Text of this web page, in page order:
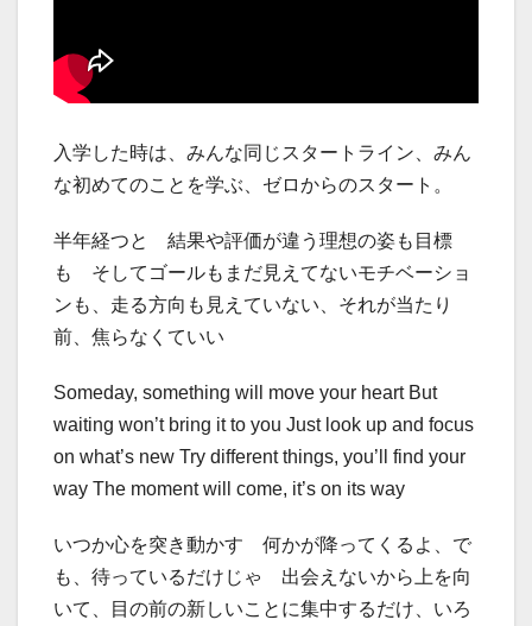
入学した時は、みんな同じスタートライン、みん
な初めてのことを学ぶ、ゼロからのスタート。
半年経つと 結果や評価が違う理想の姿も目標
も そしてゴールもまだ見えてないモチベーショ
ンも、走る方向も見えていない、それが当たり
前、焦らなくていい
Someday, something will move your heart But
waiting won’t bring it to you Just look up and focus
on what’s new Try different things, you’ll find your
way The moment will come, it’s on its way
いつか心を突き動かす 何かが降ってくるよ、で
も、待っているだけじゃ 出会えないから上を向
いて、目の前の新しいことに集中するだけ、いろ